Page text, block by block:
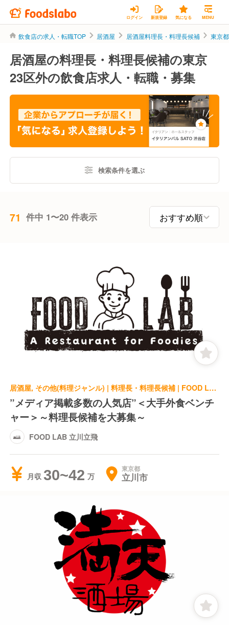
ログイン 新規登録 気になる MENU
飲食店の求人・転職TOP 居酒屋 居酒屋料理長・料理長候補 東京
居酒屋の料理長・料理長候補の東京
23区外の飲食店求人・転職・募集
検索条件を選ぶ
71 件中 1〜20 件表示
居酒屋, その他(料理ジャンル) | 料理長・料理長候補 | FOOD LAB 立川立飛
”メディア掲載多数の人気店”＜大手外食ベンチ
ャー＞～料理長候補を大募集～
FOOD LAB 立川立飛
月収 30~42 東京都
立川市